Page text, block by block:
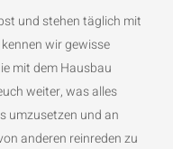
und stehen täglich mit
wir gewisse
mit dem Hausbau
weiter, was alles
umzusetzen und an
anderen reinreden zu